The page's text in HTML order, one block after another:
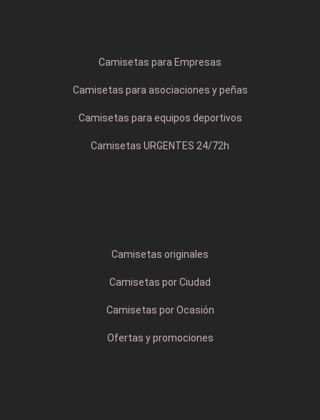
Camisetas para Empresas
Camisetas para asociaciones y peñas
Camisetas para equipos deportivos
Camisetas URGENTES 24/72h
Camisetas originales
Camisetas por Ciudad
Camisetas por Ocasión
Ofertas y promociones